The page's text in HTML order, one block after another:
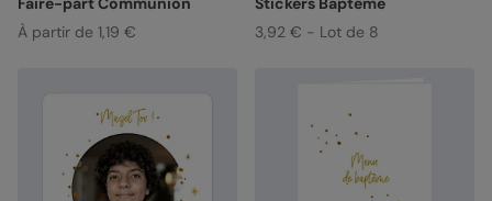
À partir de 1,19 €
3,92 € - Lot de 8